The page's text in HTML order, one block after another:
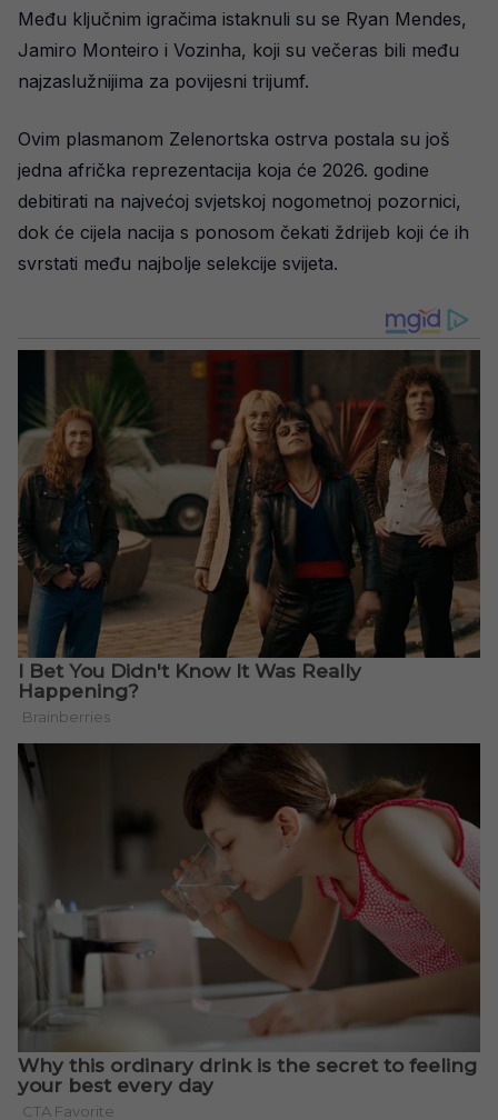
Među ključnim igračima istaknuli su se Ryan Mendes,
Jamiro Monteiro i Vozinha, koji su večeras bili među
najzaslužnijima za povijesni trijumf.
Ovim plasmanom Zelenortska ostrva postala su još
jedna afrička reprezentacija koja će 2026. godine
debitirati na najvećoj svjetskoj nogometnoj pozornici,
dok će cijela nacija s ponosom čekati ždrijeb koji će ih
svrstati među najbolje selekcije svijeta.